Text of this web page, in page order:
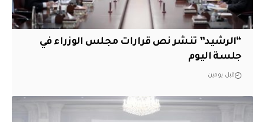
“الرشيد” تنشر نص قرارات مجلس الوزراء في
جلسة اليوم
قبل يومين